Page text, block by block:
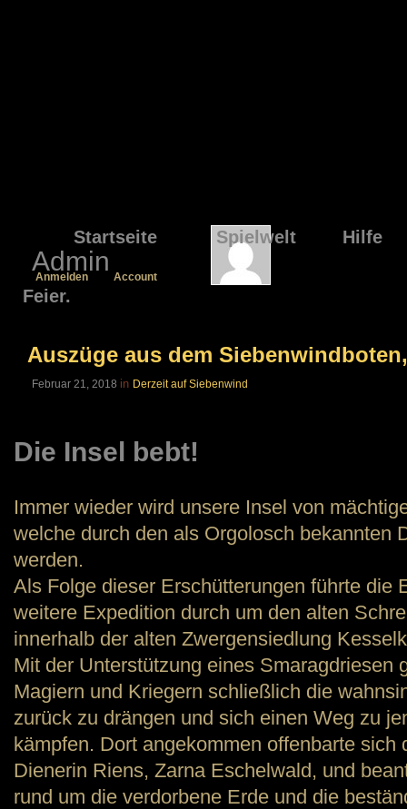
Startseite Spielwelt Hilfe
Admin
Anmelden Account
Feier.
Auszüge aus dem
Februar 21, 2018 in Derzeit auf Siebenwind
Die Insel bebt!
Immer wieder wird unsere Insel von
welche durch den als Orgolosch bekannten
werden.
Als Folge dieser Erschütterungen führte die
weitere Expedition durch um den alten
innerhalb der alten Zwergensiedlung
Mit der Unterstützung eines Smaragdriesen
Magiern und Kriegern schließlich die
zurück zu drängen und sich einen Weg zu
kämpfen. Dort angekommen offenbarte sich
Dienerin Riens, Zarna Eschelwald, und
rund um die verdorbene Erde und die